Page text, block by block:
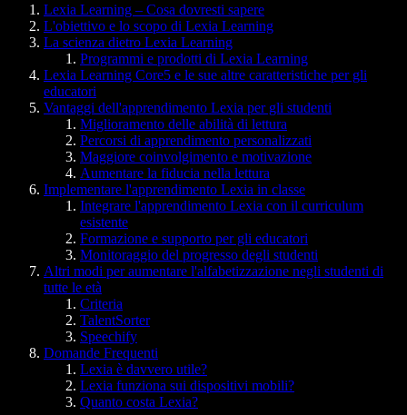
Lexia Learning – Cosa dovresti sapere
L'obiettivo e lo scopo di Lexia Learning
La scienza dietro Lexia Learning
Programmi e prodotti di Lexia Learning
Lexia Learning Core5 e le sue altre caratteristiche per gli
educatori
Vantaggi dell'apprendimento Lexia per gli studenti
Miglioramento delle abilità di lettura
Percorsi di apprendimento personalizzati
Maggiore coinvolgimento e motivazione
Aumentare la fiducia nella lettura
Implementare l'apprendimento Lexia in classe
Integrare l'apprendimento Lexia con il curriculum
esistente
Formazione e supporto per gli educatori
Monitoraggio del progresso degli studenti
Altri modi per aumentare l'alfabetizzazione negli studenti di
tutte le età
Criteria
TalentSorter
Speechify
Domande Frequenti
Lexia è davvero utile?
Lexia funziona sui dispositivi mobili?
Quanto costa Lexia?